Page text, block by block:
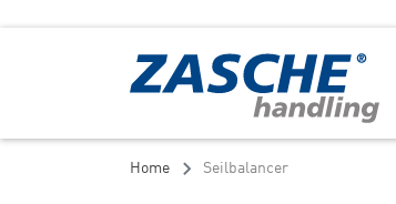
Home Seilbalancer